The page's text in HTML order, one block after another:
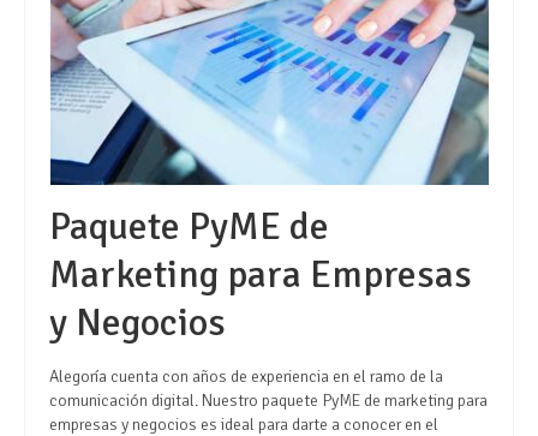
Paquete PyME de
Marketing para Empresas
y Negocios
Alegoría cuenta con años de experiencia en el ramo de la
comunicación digital. Nuestro paquete PyME de marketing para
empresas y negocios es ideal para darte a conocer en el